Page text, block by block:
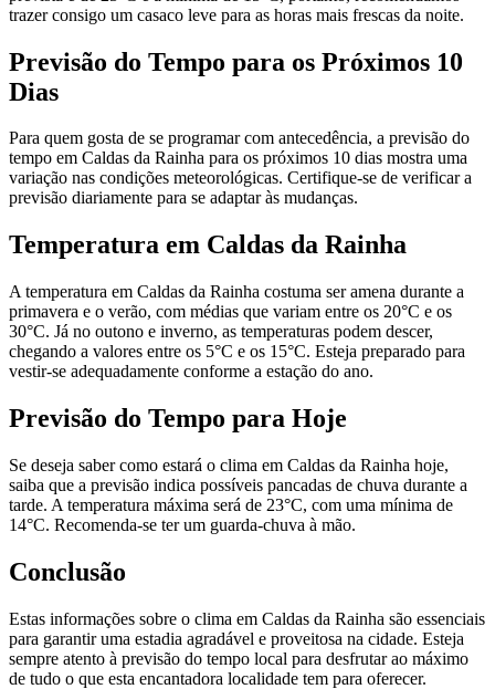
trazer consigo um casaco leve para as horas mais frescas da noite.
Previsão do Tempo para os Próximos 10
Dias
Para quem gosta de se programar com antecedência, a previsão do
tempo em Caldas da Rainha para os próximos 10 dias mostra uma
variação nas condições meteorológicas. Certifique-se de verificar a
previsão diariamente para se adaptar às mudanças.
Temperatura em Caldas da Rainha
A temperatura em Caldas da Rainha costuma ser amena durante a
primavera e o verão, com médias que variam entre os 20°C e os
30°C. Já no outono e inverno, as temperaturas podem descer,
chegando a valores entre os 5°C e os 15°C. Esteja preparado para
vestir-se adequadamente conforme a estação do ano.
Previsão do Tempo para Hoje
Se deseja saber como estará o clima em Caldas da Rainha hoje,
saiba que a previsão indica possíveis pancadas de chuva durante a
tarde. A temperatura máxima será de 23°C, com uma mínima de
14°C. Recomenda-se ter um guarda-chuva à mão.
Conclusão
Estas informações sobre o clima em Caldas da Rainha são essenciais
para garantir uma estadia agradável e proveitosa na cidade. Esteja
sempre atento à previsão do tempo local para desfrutar ao máximo
de tudo o que esta encantadora localidade tem para oferecer.